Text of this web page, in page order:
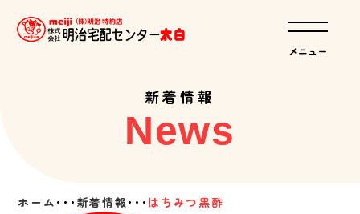
新着情報
News
ホーム ･･･ 新着情報･･･ はちみつ黒酢